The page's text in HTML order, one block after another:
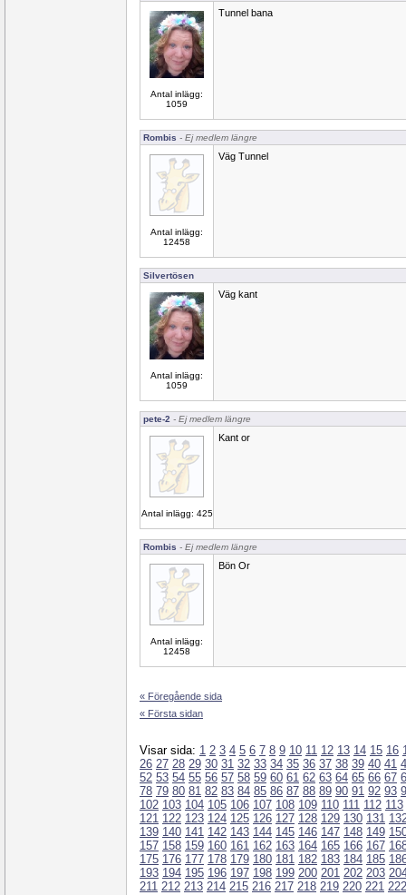
Antal inlägg:
1059
Tunnel bana
Rombis - Ej medlem längre
Antal inlägg:
12458
Väg Tunnel
Silvertösen
Antal inlägg:
1059
Väg kant
pete-2 - Ej medlem längre
Antal inlägg: 425
Kant or
Rombis - Ej medlem längre
Antal inlägg:
12458
Bön Or
« Föregående sida
« Första sidan
Visar sida: 1 2 3 4 5 6 7 8 9 10 11 12 13 14 15 16
26 27 28 29 30 31 32 33 34 35 36 37 38 39 40 41
52 53 54 55 56 57 58 59 60 61 62 63 64 65 66 67
78 79 80 81 82 83 84 85 86 87 88 89 90 91 92 93
102 103 104 105 106 107 108 109 110 111 112 113
121 122 123 124 125 126 127 128 129 130 131
139 140 141 142 143 144 145 146 147 148 149
157 158 159 160 161 162 163 164 165 166 167
175 176 177 178 179 180 181 182 183 184 185
193 194 195 196 197 198 199 200 201 202 203
211 212 213 214 215 216 217 218 219 220 221 222